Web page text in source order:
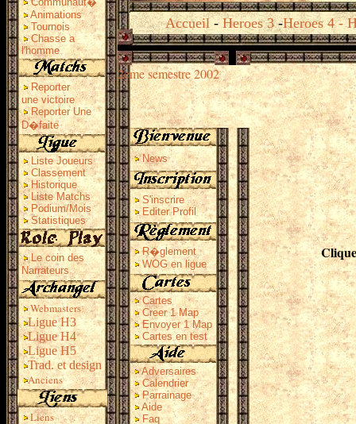
Animations
Tournois
Chasse a
l'homme
Reporter
une victoire
Reporter Une
D�faite
Liste Joueurs
Classement
Historique
Liste Matchs
Podium/Mois
Statistiques
Le coin des
Narrateurs
Webmasters
Ligue H3
Ligue H4
Ligue H5
Trad. et design
Anciens
Liens
Accueil-Heroes 3-Heroes 4-
2eme semestre 2002
News
S'inscrire
Editer Profil
R�glement
WOG en ligue
Cartes
Creer 1 Map
Envoyer 1 Map
Cartes en test
Adversaires
Calendrier
Parrainage
Aide
Faq